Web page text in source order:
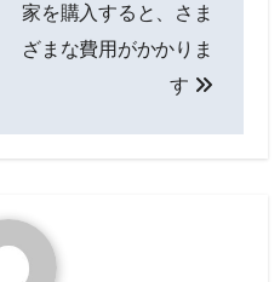
家を購入すると、さま
ざまな費用がかかりま
す